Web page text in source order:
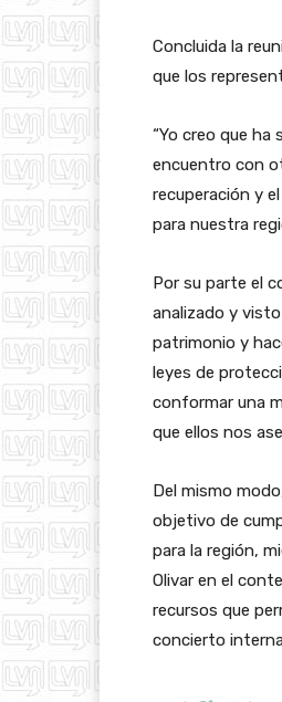
Concluida la
que los
“Yo creo que
encuentro con
recuperación y
para nuestra
Por su parte el
analizado y
patrimonio y
leyes de
conformar una
que ellos nos
Del mismo
objetivo de
para la región,
Olivar en el
recursos que
concierto